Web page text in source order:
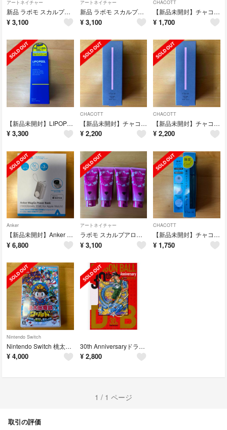
アートネイチャー
新品 ラボモ スカルプアロマ ヘアカラートリートメント ルーチェ ダークブラウン
¥ 3,100
アートネイチャー
新品 ラボモ スカルプアロマ ヘアカラートリートメント ルーチェ ダークブラウン
¥ 3,100
CHACOTT
【新品未開封】チャコット フィニッシングキープミスト クール 50ml 限定
¥ 1,700
【新品未開封】LIPOPEEL リポピールセラム 導入美容液 30ml
¥ 3,300
CHACOTT
【新品未開封】チャコット ラスティングベース 550 ナチュラル下地 ベース
¥ 2,200
CHACOTT
【新品未開封】チャコット ラスティングベース 550 ナチュラル下地 ベース
¥ 2,200
Anker
【新品未開封】Anker MagGo Power Bank 10000mAh
¥ 6,800
アートネイチャー
ラボモ スカルプアロマ ヘアカラートリートメント ルーチェ ダークブラウン 4本
¥ 3,100
CHACOTT
【新品未開封】チャコット フィニッシングキープミスト クール 50ml 限定
¥ 1,750
Nintendo Switch
Nintendo Switch 桃太郎電鉄ワールド ～地球は希望でまわってる!～
¥ 4,000
30th Anniversaryドラゴンボール超史集 SUPER HISTORY
¥ 2,800
1 / 1 ページ
取引の評価